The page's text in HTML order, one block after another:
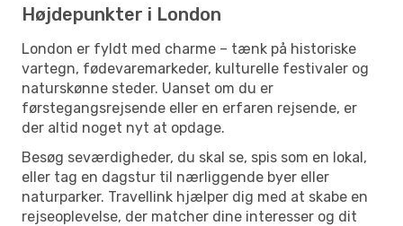
Højdepunkter i London
London er fyldt med charme – tænk på historiske
vartegn, fødevaremarkeder, kulturelle festivaler og
naturskønne steder. Uanset om du er
førstegangsrejsende eller en erfaren rejsende, er
der altid noget nyt at opdage.
Besøg seværdigheder, du skal se, spis som en lokal,
eller tag en dagstur til nærliggende byer eller
naturparker. Travellink hjælper dig med at skabe en
rejseoplevelse, der matcher dine interesser og dit